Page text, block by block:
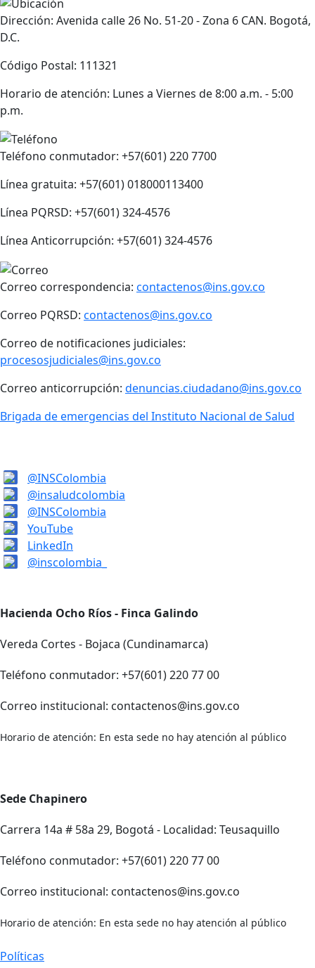
Dirección: Avenida calle 26 No. 51-20 - Zona 6 CAN. Bogotá,
D.C.
Código Postal: 111321
Horario de atención: Lunes a Viernes de 8:00 a.m. - 5:00
p.m.
Teléfono conmutador: +57(601) 220 7700
Línea gratuita: +57(601) 018000113400
Línea PQRSD: +57(601) 324-4576
Línea Anticorrupción: +57(601) 324-4576
Correo correspondencia: contactenos@ins.gov.co
Correo PQRSD: contactenos@ins.gov.co
Correo de notificaciones judiciales:
procesosjudiciales@ins.gov.co
Correo anticorrupción: denuncias.ciudadano@ins.gov.co
Brigada de emergencias del Instituto Nacional de Salud
@INSColombia
@insaludcolombia
@INSColombia
YouTube
LinkedIn
@inscolombia_
Hacienda Ocho Ríos - Finca Galindo
Vereda Cortes - Bojaca (Cundinamarca)
Teléfono conmutador: +57(601) 220 77 00
Correo institucional: contactenos@ins.gov.co
Horario de atención: En esta sede no hay atención al público
Sede Chapinero
Carrera 14a # 58a 29, Bogotá - Localidad: Teusaquillo
Teléfono conmutador: +57(601) 220 77 00
Correo institucional: contactenos@ins.gov.co
Horario de atención: En esta sede no hay atención al público
Políticas